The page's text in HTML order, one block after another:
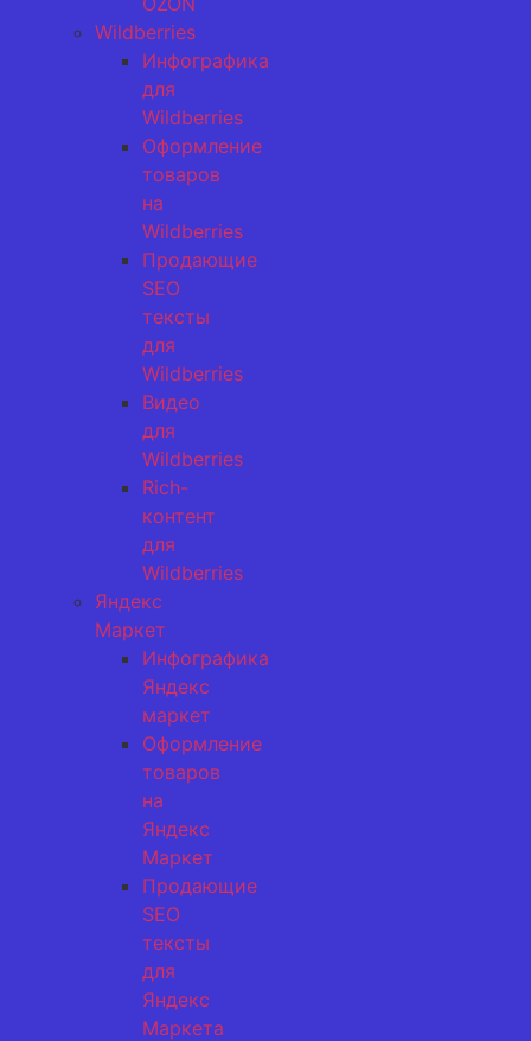
Wildberries
Инфографика
для
Wildberries
Оформление
товаров
на
Wildberries
Продающие
SEO
тексты
для
Wildberries
Видео
для
Wildberries
Rich-
контент
для
Wildberries
Яндекс
Маркет
Инфографика
Яндекс
маркет
Оформление
товаров
на
Яндекс
Маркет
Продающие
SEO
тексты
для
Яндекс
Маркета